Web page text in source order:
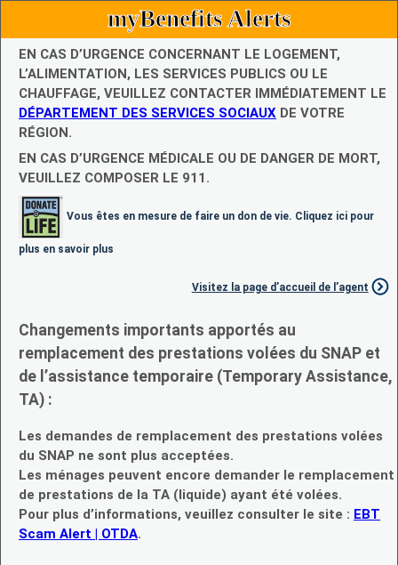
myBenefits Alerts
EN CAS D’URGENCE CONCERNANT LE LOGEMENT,
L’ALIMENTATION, LES SERVICES PUBLICS OU LE
CHAUFFAGE, VEUILLEZ CONTACTER IMMÉDIATEMENT LE
DÉPARTEMENT DES SERVICES SOCIAUX DE VOTRE
RÉGION.
EN CAS D’URGENCE MÉDICALE OU DE DANGER DE MORT,
VEUILLEZ COMPOSER LE 911.
Vous êtes en mesure de faire un don de vie. Cliquez ici pour
plus en savoir plus
Visitez la page d’accueil de l’agent
Changements importants apportés au
remplacement des prestations volées du SNAP et
de l’assistance temporaire (Temporary Assistance,
TA) :
Les demandes de remplacement des prestations volées
du SNAP ne sont plus acceptées.
Les ménages peuvent encore demander le remplacement
de prestations de la TA (liquide) ayant été volées.
Pour plus d’informations, veuillez consulter le site : EBT
Scam Alert | OTDA.